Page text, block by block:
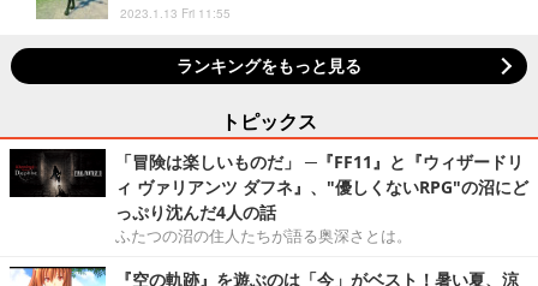
2023.1.13 Fri 11:55
ランキングをもっと見る
トピックス
「冒険は楽しいものだ」 ─『FF11』と『ウィザードリ
ィ ヴァリアンツ ダフネ』、"優しくないRPG"の沼にど
っぷり沈んだ4人の話
ふたつの沼の住人たちが語る奥深さとは。
『空の軌跡』を遊ぶのは「今」がベスト！暑い夏、涼